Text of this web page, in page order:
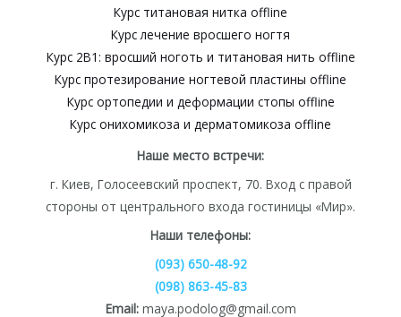
Курс титановая нитка offline
Курс лечение вросшего ногтя
Курс 2В1: вросший ноготь и титановая нить offline
Курс протезирование ногтевой пластины offline
Курс ортопедии и деформации стопы offline
Курс онихомикоза и дерматомикоза offline
Наше место встречи:
г. Киев, Голосеевский проспект, 70. Вход с правой
стороны от центрального входа гостиницы «Мир».
Наши телефоны:
(093) 650-48-92
(098) 863-45-83
Email: maya.podolog@gmail.com